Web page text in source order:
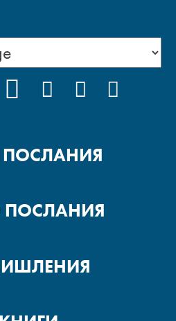
FACEBOOK
INSTAGRAM
YOUTUBE
ПОСЛАНИЯ